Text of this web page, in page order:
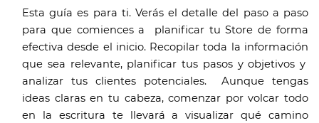
Esta guía es para ti. Verás el detalle del paso a paso
para que comiences a  planificar tu Store de forma
efectiva desde el inicio. Recopilar toda la información
que sea relevante, planificar tus pasos y objetivos y
analizar tus clientes potenciales.  Aunque tengas
ideas claras en tu cabeza, comenzar por volcar todo
en la escritura te llevará a visualizar qué camino